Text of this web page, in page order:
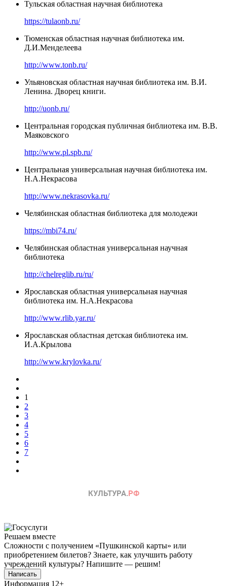
Тульская областная научная библиотека
https://tulaonb.ru/
Тюменская областная научная библиотека им.
Д.И.Менделеева
http://www.tonb.ru/
Ульяновская областная научная библиотека им. В.И.
Ленина. Дворец книги.
http://uonb.ru/
Центральная городская публичная библиотека им. В.В.
Маяковского
http://www.pl.spb.ru/
Центральная универсальная научная библиотека им.
Н.А.Некрасова
http://www.nekrasovka.ru/
Челябинская областная библиотека для молодежи
https://mbi74.ru/
Челябинская областная универсальная научная
библиотека
http://chelreglib.ru/ru/
Ярославская областная универсальная научная
библиотека им. Н.А.Некрасова
http://www.rlib.yar.ru/
Ярославская областная детская библиотека им.
И.А.Крылова
http://www.krylovka.ru/
1
2
3
4
5
6
7
Решаем вместе
Сложности с получением «Пушкинской карты» или
приобретением билетов? Знаете, как улучшить работу
учреждений культуры? Напишите — решим!
Написать
Информация 12+